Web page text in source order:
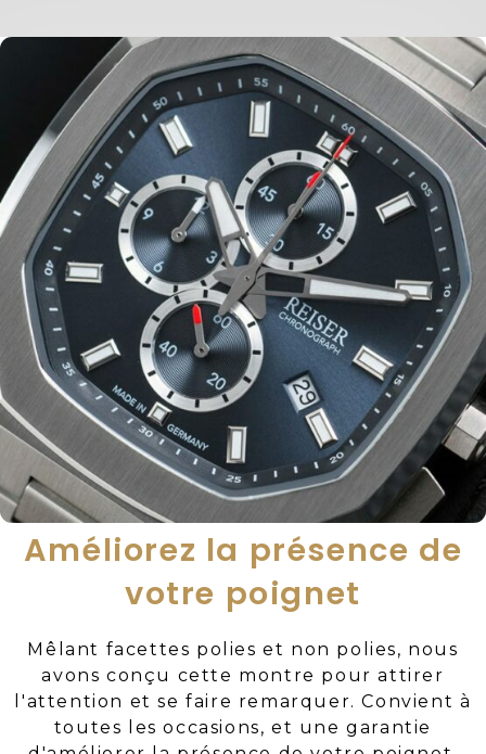
Améliorez la présence de
votre poignet
Mêlant facettes polies et non polies, nous
avons conçu cette montre pour attirer
l'attention et se faire remarquer. Convient à
toutes les occasions, et une garantie